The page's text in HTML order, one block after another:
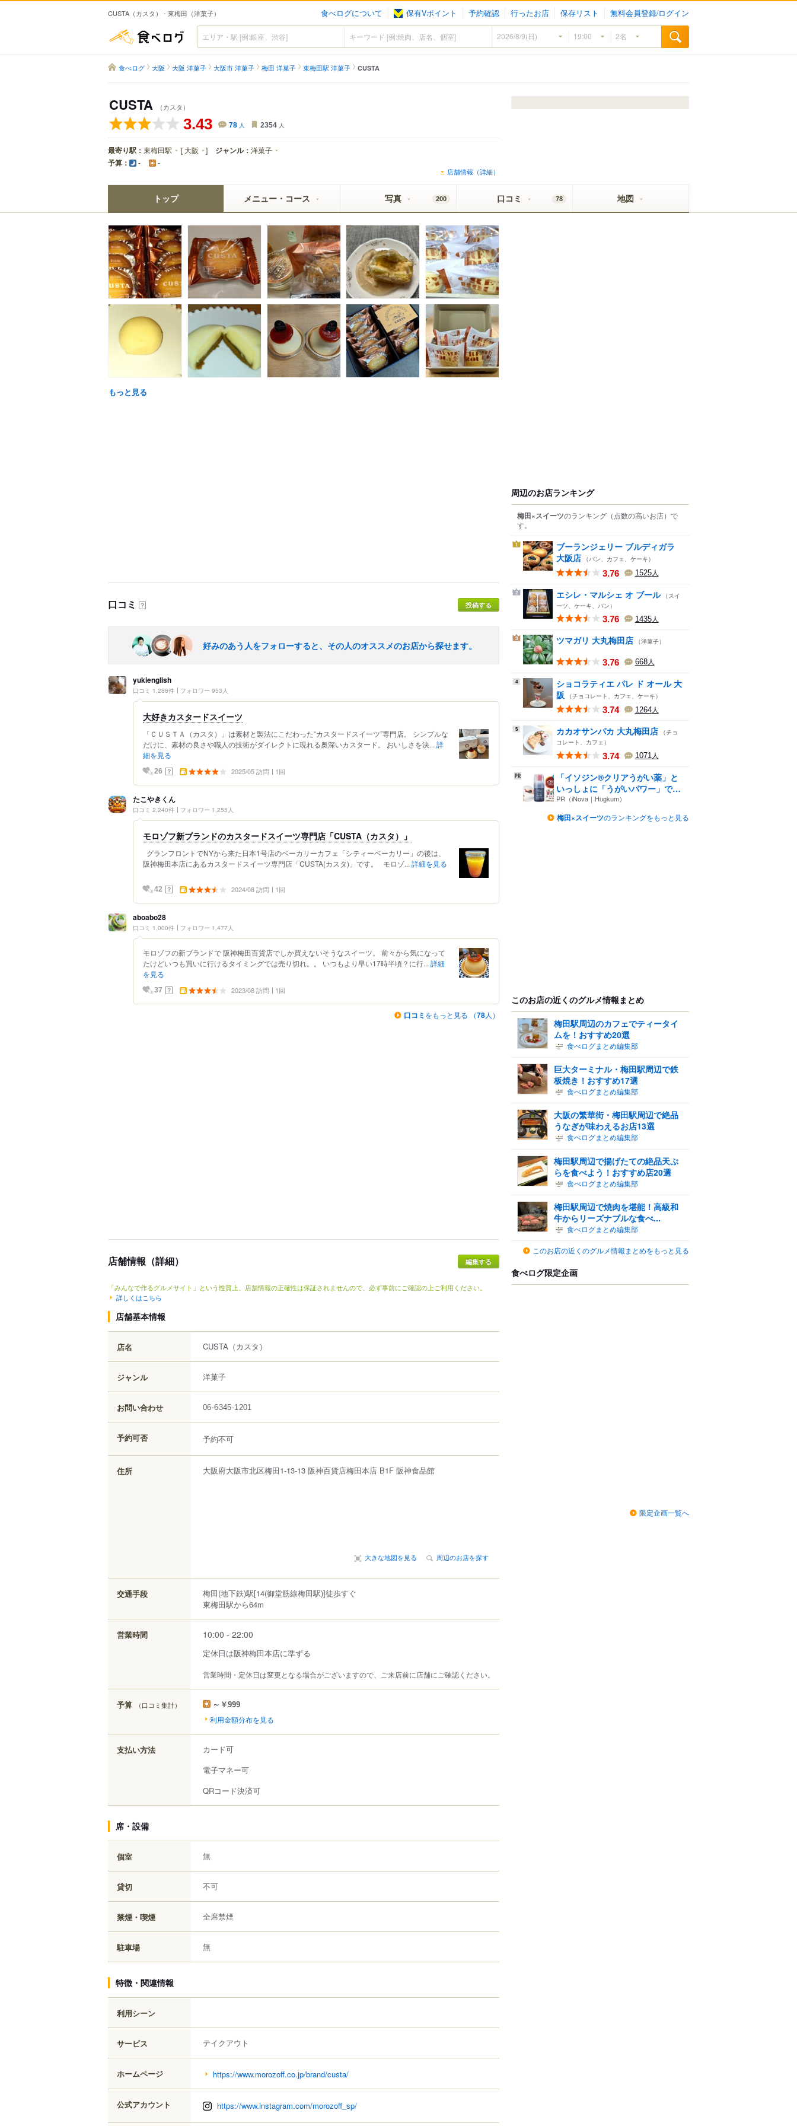
CUSTA（カスタ） - 東梅田（洋菓子） 食べログについて 保有Vポイント 予約確認 行ったお店 保存リスト 無料会員登録/ログイン
食べログ
食べログ 大阪 大阪 洋菓子 大阪市 洋菓子 梅田 洋菓子 東梅田駅 洋菓子 CUSTA
CUSTA （カスタ）
3.43 78 人 2354 人
最寄り駅： 東梅田駅 [ 大阪 ] ジャンル： 洋菓子
予算： - -
店舗情報（詳細）
トップ メニュー・コース 写真 200 口コミ 78 地図
もっと見る
口コミ ？ 投稿する
好みのあう人をフォローすると、その人のオススメのお店から探せます。
yukienglish
口コミ 1,288件 フォロワー 953人
大好きカスタードスイーツ
「ＣＵＳＴＡ（カスタ）」は素材と製法にこだわった“カスタードスイーツ”専門店。 シンプルな
だけに、素材の良さや職人の技術がダイレクトに現れる奥深いカスタード。 おいしさを決... 詳
細を見る
26 ？ 2025/05 訪問 1回
たこやきくん
口コミ 2,240件 フォロワー 1,255人
モロゾフ新ブランドのカスタードスイーツ専門店「CUSTA（カスタ）」
グランフロントでNYから来た日本1号店のベーカリーカフェ「シティーベーカリー」の後は、
阪神梅田本店にあるカスタードスイーツ専門店「CUSTA(カスタ)」です。 モロゾ... 詳細を見る
42 ？ 2024/08 訪問 1回
aboabo28
口コミ 1,000件 フォロワー 1,477人
モロゾフの新ブランドで 阪神梅田百貨店でしか買えないそうなスイーツ。 前々から気になって
たけどいつも買いに行けるタイミングでは売り切れ。。 いつもより早い17時半頃？に行... 詳細
を見る
37 ？ 2023/08 訪問 1回
口コミ をもっと見る （78人）
店舗情報（詳細）
「みんなで作るグルメサイト」という性質上、店舗情報の正確性は保証されませんので、必ず事前にご確認の上ご利用ください。
詳しくはこちら
店舗基本情報
店名 CUSTA （カスタ）
ジャンル 洋菓子
お問い合わせ 06-6345-1201
予約可否 予約不可
住所 大阪府大阪市北区梅田1-13-13 阪神百貨店梅田本店 B1F 阪神食品館
大きな地図を見る 周辺のお店を探す
交通手段
梅田(地下鉄)駅[14(御堂筋線梅田駅)]徒歩すぐ
東梅田駅から64m
営業時間 10:00 - 22:00
定休日は阪神梅田本店に準ずる
営業時間・定休日は変更となる場合がございますので、ご来店前に店舗にご確認ください。
予算 （口コミ集計） ～￥999
利用金額分布を見る
支払い方法
カード可
電子マネー可
QRコード決済可
席・設備
個室 無
貸切 不可
禁煙・喫煙 全席禁煙
駐車場 無
特徴・関連情報
利用シーン
サービス テイクアウト
ホームページ https://www.morozoff.co.jp/brand/custa/
公式アカウント https://www.instagram.com/morozoff_sp/
周辺のお店ランキング
梅田×スイーツのランキング （点数の高いお店） で
す。
1
ブーランジェリー ブルディガラ
大阪店 （パン、カフェ、ケーキ）
3.76 1525人
2 エシレ・マルシェ オ ブール （スイ
ーツ、ケーキ、パン）
3.76 1435人
3 ツマガリ 大丸梅田店 （洋菓子）
3.76 668人
4
ショコラティエ パレ ド オール 大
阪
（チョコレート、カフェ、ケーキ）
3.74 1264人
5 カカオサンパカ 大丸梅田店 （チョ
コレート、カフェ）
3.74 1071人
「イソジン®クリアうがい薬」と
いっしょに「うがいパワー」で
一...
PR（iNova｜Hugkum）
梅田×スイーツのランキングをもっと見る
このお店の近くのグルメ情報まとめ
梅田駅周辺のカフェでティータイ
ムを！おすすめ20選
食べログまとめ編集部
巨大ターミナル・梅田駅周辺で鉄
板焼き！おすすめ17選
食べログまとめ編集部
大阪の繁華街・梅田駅周辺で絶品
うなぎが味わえるお店13選
食べログまとめ編集部
梅田駅周辺で揚げたての絶品天ぷ
らを食べよう！おすすめ店20選
食べログまとめ編集部
梅田駅周辺で焼肉を堪能！高級和
牛からリーズナブルな食べ...
食べログまとめ編集部
このお店の近くのグルメ情報まとめをもっと見る
食べログ限定企画
限定企画一覧へ